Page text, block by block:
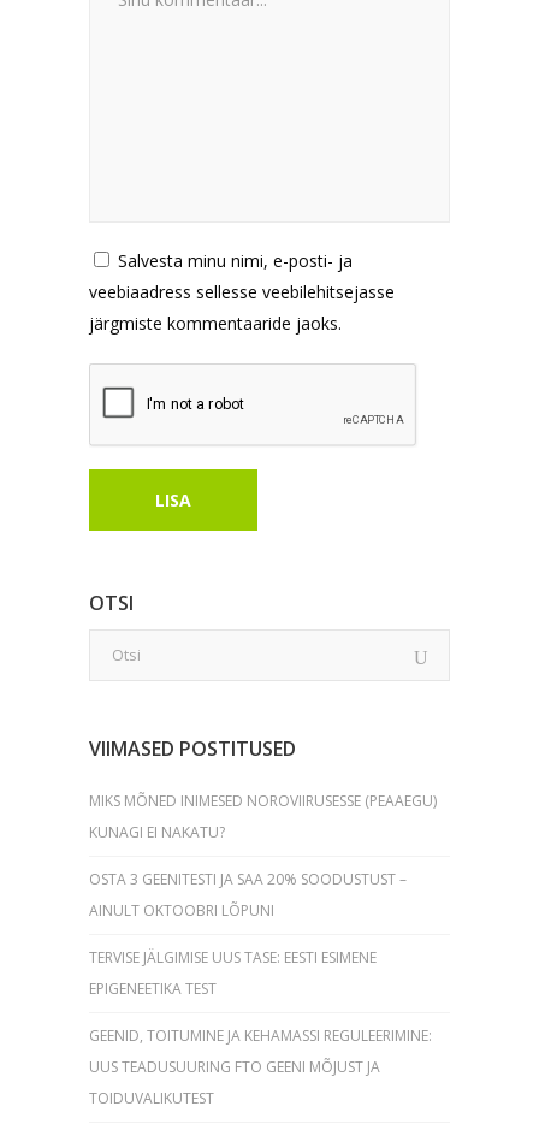
Salvesta minu nimi, e-posti- ja
veebiaadress sellesse veebilehitsejasse
järgmiste kommentaaride jaoks.
OTSI
VIIMASED POSTITUSED
MIKS MÕNED INIMESED NOROVIIRUSESSE (PEAAEGU)
KUNAGI EI NAKATU?
OSTA 3 GEENITESTI JA SAA 20% SOODUSTUST –
AINULT OKTOOBRI LÕPUNI
TERVISE JÄLGIMISE UUS TASE: EESTI ESIMENE
EPIGENEETIKA TEST
GEENID, TOITUMINE JA KEHAMASSI REGULEERIMINE:
UUS TEADUSUURING FTO GEENI MÕJUST JA
TOIDUVALIKUTEST